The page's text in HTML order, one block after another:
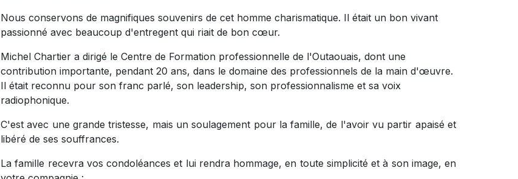
Nous conservons de magnifiques souvenirs de cet homme charismatique. Il était un bon vivant
passionné avec beaucoup d'entregent qui riait de bon cœur.
Michel Chartier a dirigé le Centre de Formation professionnelle de l'Outaouais, dont une
contribution importante, pendant 20 ans, dans le domaine des professionnels de la main d'œuvre.
Il était reconnu pour son franc parlé, son leadership, son professionnalisme et sa voix
radiophonique.
C'est avec une grande tristesse, mais un soulagement pour la famille, de l'avoir vu partir apaisé et
libéré de ses souffrances.
La famille recevra vos condoléances et lui rendra hommage, en toute simplicité et à son image, en